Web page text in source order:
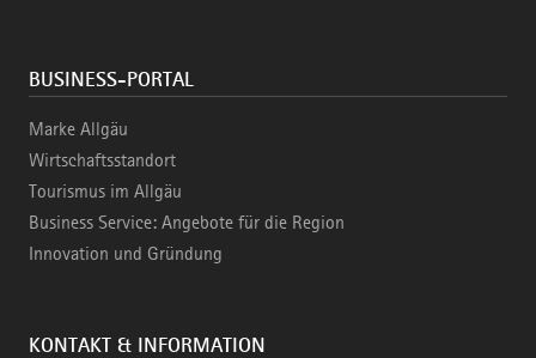
BUSINESS-PORTAL
Marke Allgäu
Wirtschaftsstandort
Tourismus im Allgäu
Business Service: Angebote für die Region
Innovation und Gründung
KONTAKT & INFORMATION